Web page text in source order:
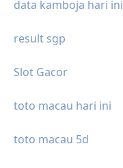
data kamboja hari ini
result sgp
Slot Gacor
toto macau hari ini
toto macau 5d